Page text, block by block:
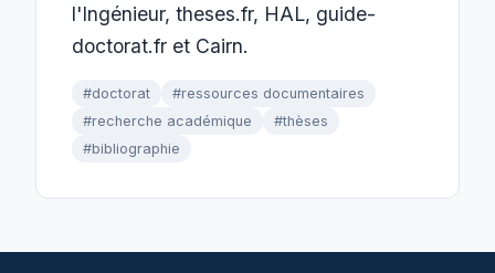
l'Ingénieur, theses.fr, HAL, guide-
doctorat.fr et Cairn.
#doctorat
#ressources documentaires
#recherche académique
#thèses
#bibliographie